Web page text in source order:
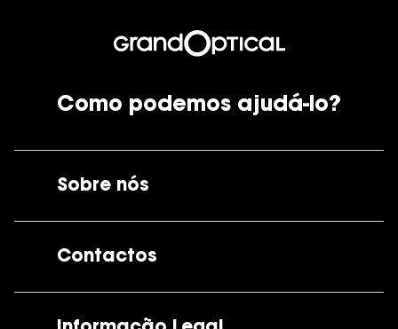
Como podemos ajudá-lo?
Sobre nós
Contactos